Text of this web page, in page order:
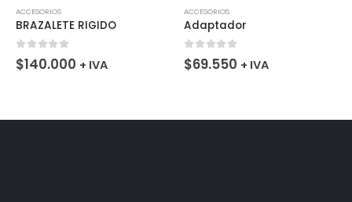
ACCESORIOS
BRAZALETE RIGIDO
0 fuera de 5
$140.000 + IVA
ACCESORIOS
Adaptador
0 fuera de 5
$69.550 + IVA